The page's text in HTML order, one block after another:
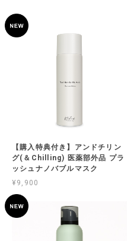
【購入特典付き】アンドチリン
グ(＆Chilling) 医薬部外品 プラ
ッシュナノバブルマスク
¥9,900